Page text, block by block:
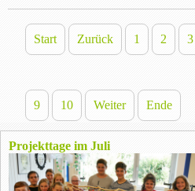
Start Zurück 1 2 3
9 10 Weiter Ende
Projekttage im Juli